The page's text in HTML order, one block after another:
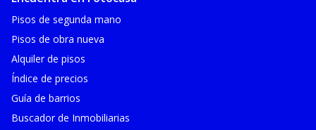
Pisos de segunda mano
Pisos de obra nueva
Alquiler de pisos
Índice de precios
Guía de barrios
Buscador de Inmobiliarias